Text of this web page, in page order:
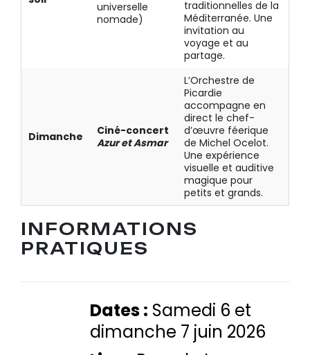
universelle
nomade)
traditionnelles de la
Méditerranée. Une
invitation au
voyage et au
partage.
Dimanche
Ciné-concert
Azur et Asmar
L’Orchestre de
Picardie
accompagne en
direct le chef-
d’œuvre féerique
de Michel Ocelot.
Une expérience
visuelle et auditive
magique pour
petits et grands.
INFORMATIONS
PRATIQUES
Dates : Samedi 6 et
dimanche 7 juin 2026